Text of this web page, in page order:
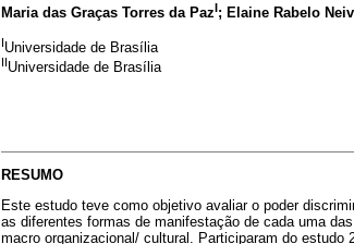
Maria das Graças Torres da PazI; Elaine Rabelo
IUniversidade de Brasília
IIUniversidade de Brasília
RESUMO
Este estudo teve como objetivo avaliar o poder
as diferentes formas de manifestação de cada uma
macro organizacional/ cultural. Participaram do